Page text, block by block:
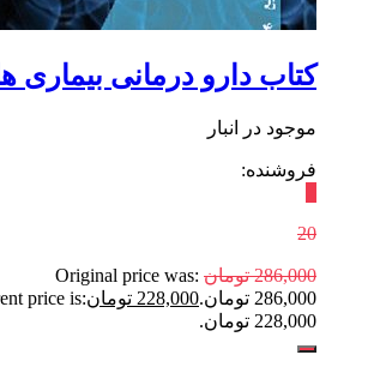
کتاب دارو درمانی بیماری
موجود در انبار
فروشنده:
20
286,000 تومان Original price was:
286,000 تومان.
228,000 تومانprice is:
228,000 تومان.